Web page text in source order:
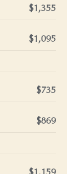
$1,355
$1,095
$735
$869